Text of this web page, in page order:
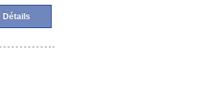
Détails